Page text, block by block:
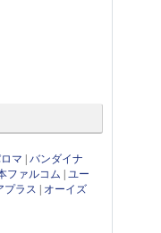
マ |バンダイナ
ファルコム |ユー
プラス | オーイズ